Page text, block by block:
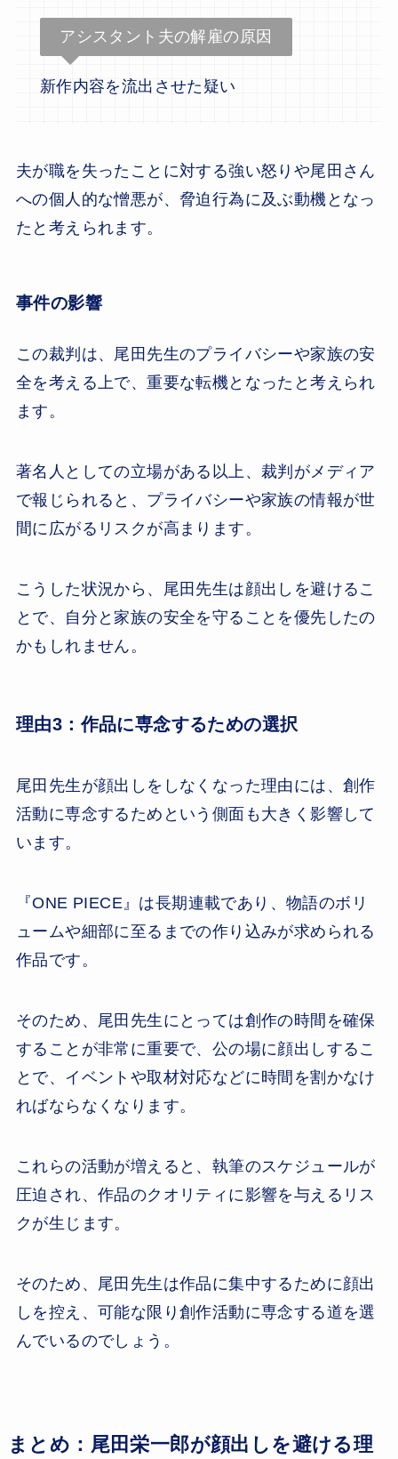
アシスタント夫の解雇の原因
新作内容を流出させた疑い
夫が職を失ったことに対する強い怒りや尾田さん
への個人的な憎悪が、脅迫行為に及ぶ動機となっ
たと考えられます。
事件の影響
この裁判は、尾田先生のプライバシーや家族の安
全を考える上で、重要な転機となったと考えられ
ます。
著名人としての立場がある以上、裁判がメディア
で報じられると、プライバシーや家族の情報が世
間に広がるリスクが高まります。
こうした状況から、尾田先生は顔出しを避けるこ
とで、自分と家族の安全を守ることを優先したの
かもしれません。
理由3：作品に専念するための選択
尾田先生が顔出しをしなくなった理由には、創作
活動に専念するためという側面も大きく影響して
います。
『ONE PIECE』は長期連載であり、物語のボリ
ュームや細部に至るまでの作り込みが求められる
作品です。
そのため、尾田先生にとっては創作の時間を確保
することが非常に重要で、公の場に顔出しするこ
とで、イベントや取材対応などに時間を割かなけ
ればならなくなります。
これらの活動が増えると、執筆のスケジュールが
圧迫され、作品のクオリティに影響を与えるリス
クが生じます。
そのため、尾田先生は作品に集中するために顔出
しを控え、可能な限り創作活動に専念する道を選
んでいるのでしょう。
まとめ：尾田栄一郎が顔出しを避ける理